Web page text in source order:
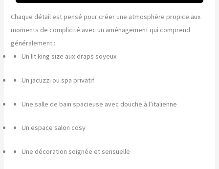
Chaque détail est pensé pour créer une atmosphère propice aux
moments de complicité avec un aménagement qui comprend
généralement :
Un lit king size aux draps soyeux
Un jacuzzi ou spa privatif
Une salle de bain spacieuse avec douche à l’italienne
Un espace salon cosy
Une décoration soignée et sensuelle